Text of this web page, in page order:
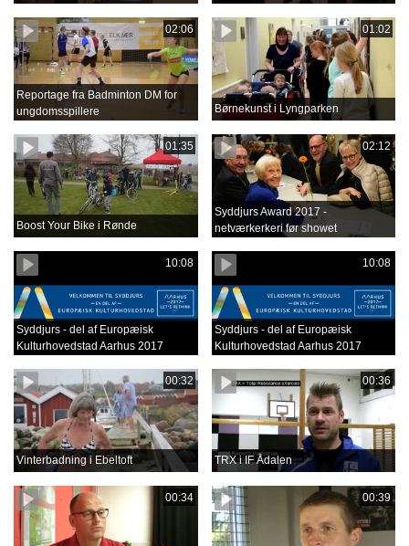
02:06
Reportage fra Badminton DM for
ungdomsspillere
01:02
Børnekunst i Lyngparken
01:35
Boost Your Bike i Rønde
02:12
Syddjurs Award 2017 -
netværkerkeri før showet
10:08
Syddjurs - del af Europæisk
Kulturhovedstad Aarhus 2017
10:08
Syddjurs - del af Europæisk
Kulturhovedstad Aarhus 2017
00:32
Vinterbadning i Ebeltoft
00:36
TRX i IF Ådalen
00:34 00:39